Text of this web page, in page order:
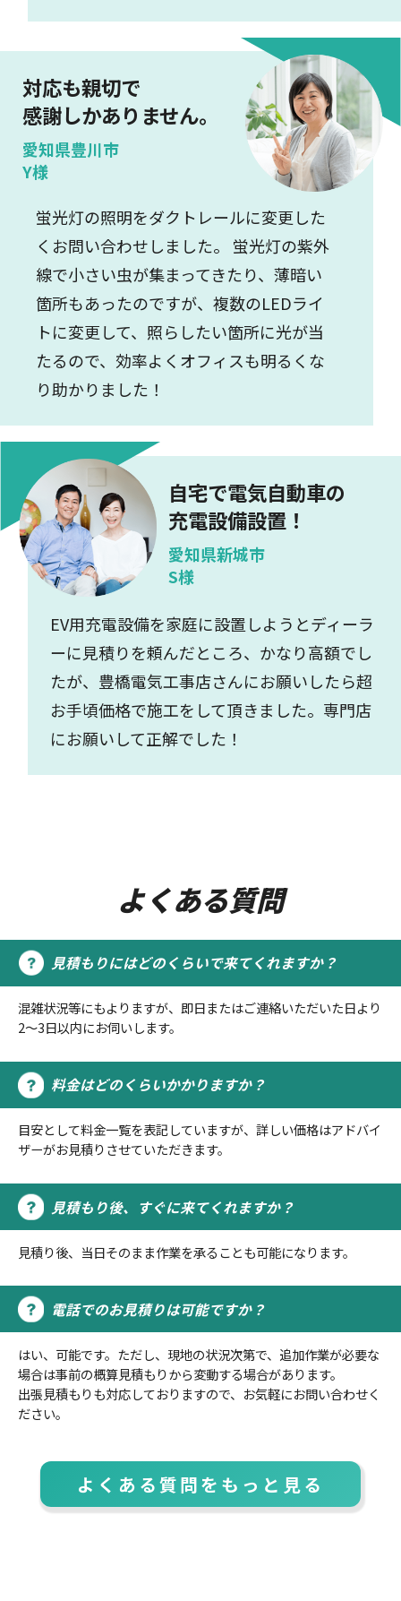
対応も親切で
感謝しかありません。
愛知県豊川市
Y様
蛍光灯の照明をダクトレールに変更した
くお問い合わせしました。 蛍光灯の紫外
線で小さい虫が集まってきたり、薄暗い
箇所もあったのですが、複数のLEDライ
トに変更して、照らしたい箇所に光が当
たるので、効率よくオフィスも明るくな
り助かりました！
自宅で電気自動車の
充電設備設置！
愛知県新城市
S様
EV用充電設備を家庭に設置しようとディーラ
ーに見積りを頼んだところ、かなり高額でし
たが、豊橋電気工事店さんにお願いしたら超
お手頃価格で施工をして頂きました。専門店
にお願いして正解でした！
よくある質問
見積もりにはどのくらいで来てくれますか？
混雑状況等にもよりますが、即日またはご連絡いただいた日より
2～3日以内にお伺いします。
料金はどのくらいかかりますか？
目安として料金一覧を表記していますが、詳しい価格はアドバイ
ザーがお見積りさせていただきます。
見積もり後、すぐに来てくれますか？
見積り後、当日そのまま作業を承ることも可能になります。
電話でのお見積りは可能ですか？
はい、可能です。ただし、現地の状況次第で、追加作業が必要な
場合は事前の概算見積もりから変動する場合があります。
出張見積もりも対応しておりますので、お気軽にお問い合わせく
ださい。
よくある質問をもっと見る